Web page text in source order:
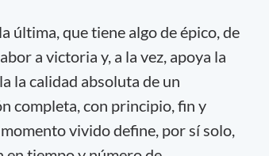
última, que tiene algo de épico, de
a victoria y, a la vez, apoya la
la calidad absoluta de un
completa, con principio, fin y
vivido define, por sí solo,